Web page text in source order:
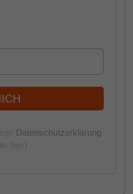
Datenschutzerklärung